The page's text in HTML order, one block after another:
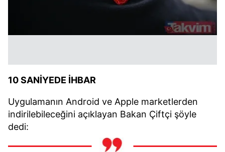
10 SANİYEDE İHBAR
Uygulamanın Android ve Apple marketlerden
indirilebileceğini açıklayan Bakan Çiftçi şöyle
dedi: